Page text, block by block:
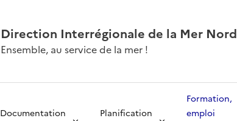
Direction Interrégionale de la Mer
Ensemble, au service de la mer !
Documentation
Planification
Formation,
emploi